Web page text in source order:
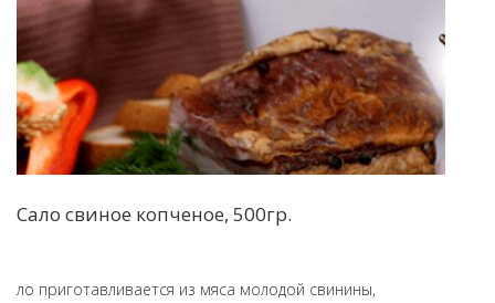
Сало свиное копченое, 500гр.
ло приготавливается из мяса молодой свинины,